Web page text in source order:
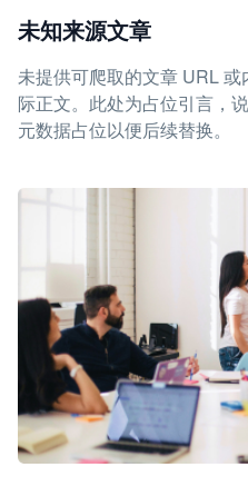
未知来源文章
未提供可爬取的文章 URL
际正文。此处为占位引言，
元数据占位以便后续替换。